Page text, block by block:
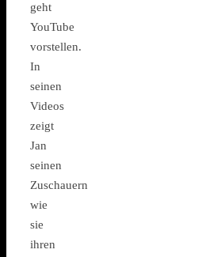
geht
YouTube
vorstellen.
In
seinen
Videos
zeigt
Jan
seinen
Zuschauern
wie
sie
ihren